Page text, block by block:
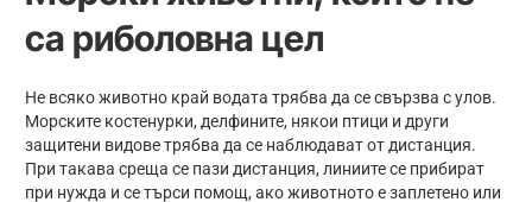
са риболовна цел
Не всяко животно край водата трябва да се свързва с улов.
Морските костенурки, делфините, някои птици и други
защитени видове трябва да се наблюдават от дистанция.
При такава среща се пази дистанция, линиите се прибират
при нужда и се търси помощ, ако животното е заплетено или